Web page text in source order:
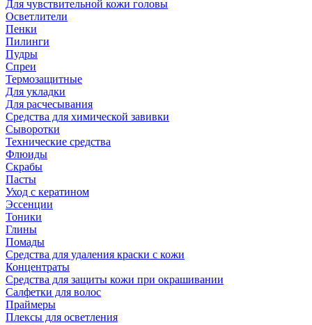
Для чувствительной кожи головы
Осветлители
Пенки
Пилинги
Пудры
Спреи
Термозащитные
Для укладки
Для расчесывания
Средства для химической завивки
Сыворотки
Технические средства
Флюиды
Скрабы
Пасты
Уход с кератином
Эссенции
Тоники
Глины
Помады
Средства для удаления краски с кожи
Концентраты
Средства для защиты кожи при окрашивании
Салфетки для волос
Праймеры
Плексы для осветления